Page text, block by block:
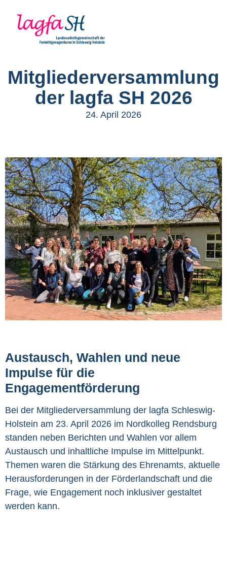
Mitgliederversammlung
der lagfa SH 2026
24. April 2026
Austausch, Wahlen und neue
Impulse für die
Engagementförderung
Bei der Mitgliederversammlung der lagfa Schleswig-
Holstein am 23. April 2026 im Nordkolleg Rendsburg
standen neben Berichten und Wahlen vor allem
Austausch und inhaltliche Impulse im Mittelpunkt.
Themen waren die Stärkung des Ehrenamts, aktuelle
Herausforderungen in der Förderlandschaft und die
Frage, wie Engagement noch inklusiver gestaltet
werden kann.